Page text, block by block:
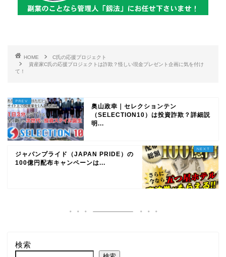
HOME
C氏の応援プロジェクト
資産家C氏の応援プロジェクトは詐欺？怪しい現金プレゼント企画に気を付け
て！
奥山政幸｜セレクションテン
（SELECTION10）は投資詐欺？詳細説
明...
ジャパンプライド（JAPAN PRIDE）の
100億円配布キャンペーンは...
検索